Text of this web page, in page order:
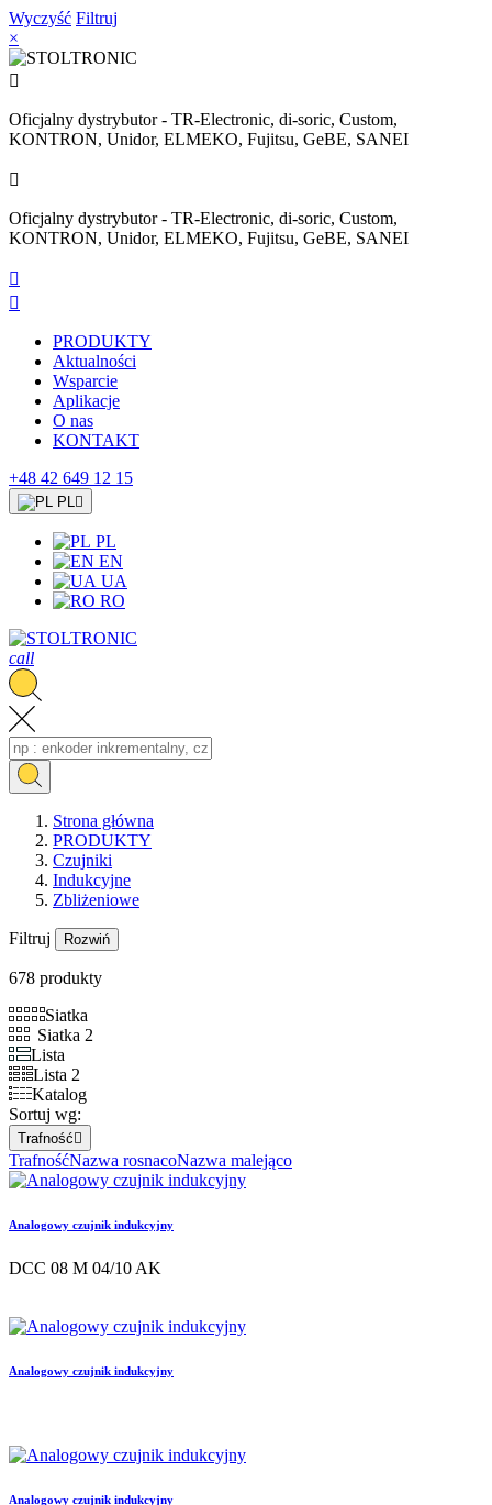
Wyczyść Filtruj
×

Oficjalny dystrybutor - TR-Electronic, di-soric, Custom,
KONTRON, Unidor, ELMEKO, Fujitsu, GeBE, SANEI

Oficjalny dystrybutor - TR-Electronic, di-soric, Custom,
KONTRON, Unidor, ELMEKO, Fujitsu, GeBE, SANEI


PRODUKTY
Aktualności
Wsparcie
Aplikacje
O nas
KONTAKT
+48 42 649 12 15
PL
PL
EN
UA
RO
call
Strona główna
PRODUKTY
Czujniki
Indukcyjne
Zbliżeniowe
Filtruj Rozwiń
678 produkty
Siatka
Siatka 2
Lista
Lista 2
Katalog
Sortuj wg:
Trafność 
TrafnośćNazwa rosnacoNazwa malejąco
Analogowy czujnik indukcyjny
DCC 08 M 04/10 AK
Analogowy czujnik indukcyjny
Analogowy czujnik indukcyjny